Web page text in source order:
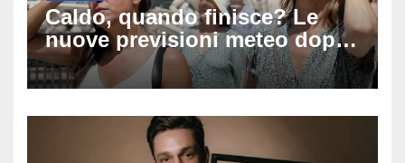
Caldo, quando finisce? Le
nuove previsioni meteo dopo
Ferragosto: ecco quando
potrebbe arrivare la svolta